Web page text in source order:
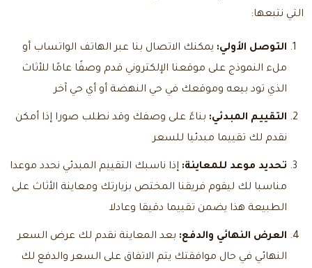
التي نتبعها:
التوصل الأولي: يمكنك الاتصال بنا عبر الهاتف الواتساب أو
ملء النموذج على موقعنا الإلكتروني قدم وصفًا عامًا للأثاث
الذي تود بيعه وموقعك في حي النهضة أو أي حي آخر
التقييم المبدئي: بناءً على وصفك وقد نطلب صورا إذا أمكن
نقدم لك تقييما مبدئيا للسعر
تحديد موعد للمعاينة: إذا ناسبك التقييم المبدئي نحدد موعدا
مناسبا لك ليقوم فريقنا المختص بزيارتك ومعاينة الأثاث على
الطبيعة هذا يضمن تقييما دقيقا وعادلا
العرض النهائي والدفع: بعد المعاينة نقدم لك عرض السعر
النهائي في حال موافقتك يتم الاتفاق على السعر والدفع لك